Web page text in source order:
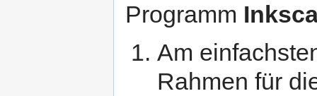
Programm
Am
Rahmen für